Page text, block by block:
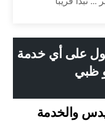
على أي خدمة
ظبي
والخدمة